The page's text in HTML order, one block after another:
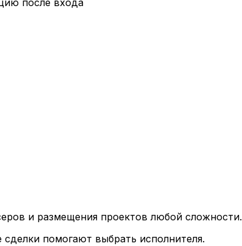
после входа
и размещения проектов любой сложности.
помогают выбрать исполнителя.